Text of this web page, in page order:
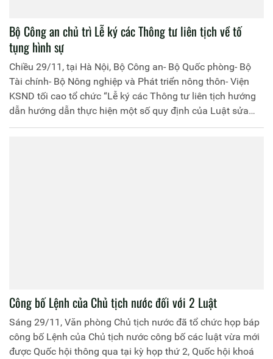
Bộ Công an chủ trì Lễ ký các Thông tư liên tịch về tố
tụng hình sự
Chiều 29/11, tại Hà Nội, Bộ Công an- Bộ Quốc phòng- Bộ
Tài chính- Bộ Nông nghiệp và Phát triển nông thôn- Viện
KSND tối cao tổ chức “Lễ ký các Thông tư liên tịch hướng
dẫn hướng dẫn thực hiện một số quy định của Luật sửa
đổi, bổ sung một số điều Bộ luật Tố tụng hình sự năm
Công bố Lệnh của Chủ tịch nước đối với 2 Luật
Sáng 29/11, Văn phòng Chủ tịch nước đã tổ chức họp báp
công bố Lệnh của Chủ tịch nước công bố các luật vừa mới
được Quốc hội thông qua tại kỳ họp thứ 2, Quốc hội khoá